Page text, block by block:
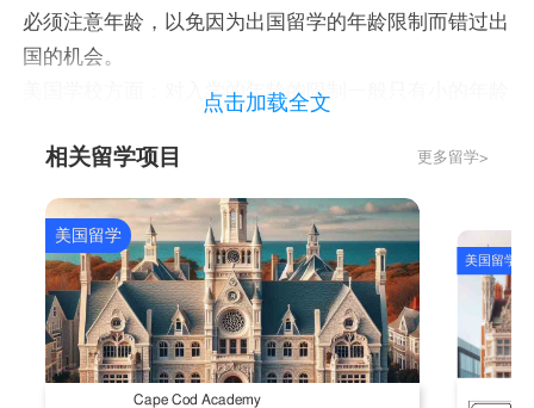
必须注意年龄，以免因为出国留学的年龄限制而错过出
国的机会。
美国学校方面：对入学的年龄的限制一般只有小的年龄
年龄也不相同。
2.高中留学：
美国高中留学要求申请学生必 须完成国内9年义务教
育，学生年龄在14周岁。
点击加载全文
相关留学项目 更多留学>
美国留学
Cape Cod Academy
美国留学